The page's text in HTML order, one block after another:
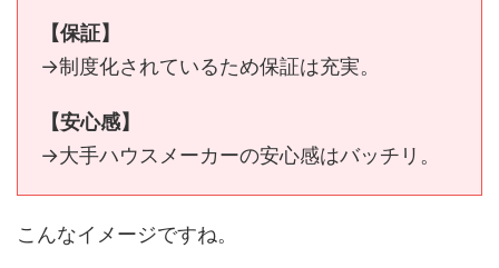
【保証】
→制度化されているため保証は充実。
【安心感】
→大手ハウスメーカーの安心感はバッチリ。
こんなイメージですね。